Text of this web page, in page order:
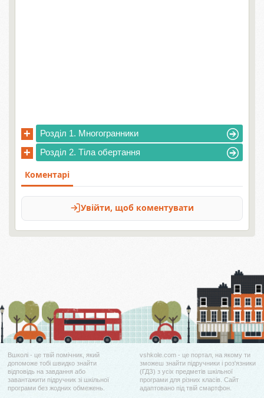
+ Розділ 1. Многогранники
+ Розділ 2. Тіла обертання
Вшколі - це твій помічник, який
допоможе тобі швидко знайти
відповідь на завдання або
завантажити підручник зі шкільної
програми без жодних обмежень.
vshkole.com - це портал, на якому ти
зможеш знайти підручники і роз'язники
(ГДЗ) з усіх предметів шкільної
програми для різних класів. Сайт
адаптовано під твій смартфон.